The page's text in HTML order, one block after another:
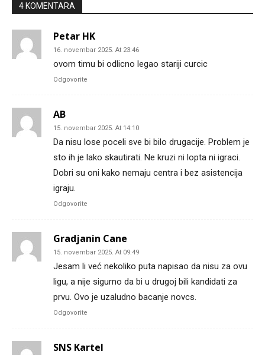
4 KOMENTARA
Petar HK
16. novembar 2025. At 23:46
ovom timu bi odlicno legao stariji curcic
Odgovorite
AB
15. novembar 2025. At 14:10
Da nisu lose poceli sve bi bilo drugacije. Problem je
sto ih je lako skautirati. Ne kruzi ni lopta ni igraci.
Dobri su oni kako nemaju centra i bez asistencija
igraju.
Odgovorite
Gradjanin Cane
15. novembar 2025. At 09:49
Jesam li već nekoliko puta napisao da nisu za ovu
ligu, a nije sigurno da bi u drugoj bili kandidati za
prvu. Ovo je uzaludno bacanje novcs.
Odgovorite
SNS Kartel